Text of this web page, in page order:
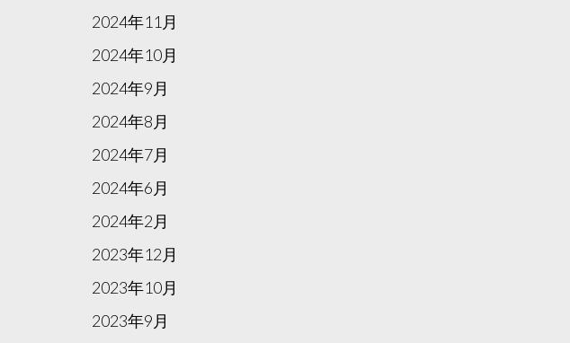
2024年11月
2024年10月
2024年9月
2024年8月
2024年7月
2024年6月
2024年2月
2023年12月
2023年10月
2023年9月